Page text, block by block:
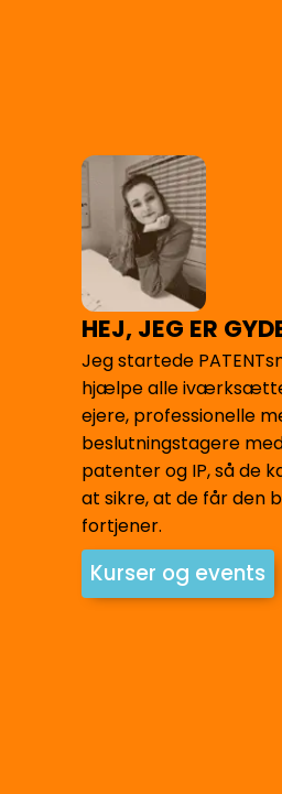
HEJ, JEG ER
Jeg startede
hjælpe alle
ejere, professionelle
beslutningstagere
patenter og IP, så de
at sikre, at de får den
fortjener.
Kurser og events